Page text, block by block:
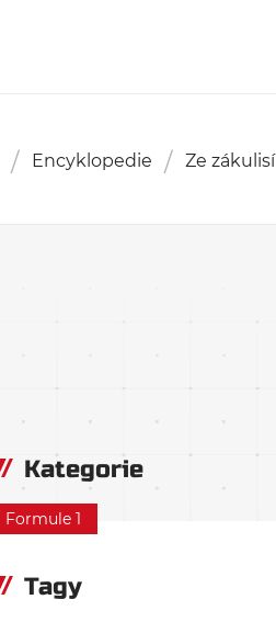
Encyklopedie Ze zákulisí
Kategorie
Formule 1
Tagy